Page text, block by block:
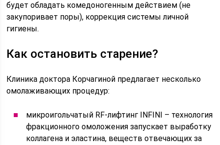
будет обладать комедоногенным действием (не
закупоривает поры), коррекция системы личной
гигиены.
Как остановить старение?
Клиника доктора Корчагиной предлагает несколько
омолаживающих процедур:
микроигольчатый RF-лифтинг INFINI – технология
фракционного омоложения запускает выработку
коллагена и эластина, веществ отвечающих за